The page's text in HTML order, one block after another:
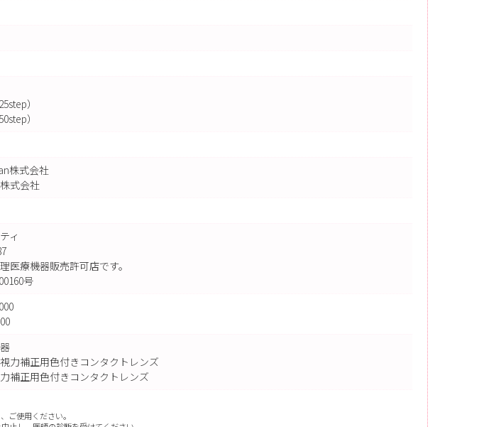
）
）
株式会社
式会社
ィ
医療機器販売許可店です。
号
力補正用色付きコンタクトレンズ
補正用色付きコンタクトレンズ
ご使用ください。